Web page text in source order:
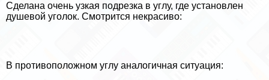
Сделана очень узкая подрезка в углу, где установлен
душевой уголок. Смотрится некрасиво:
В противоположном углу аналогичная ситуация: